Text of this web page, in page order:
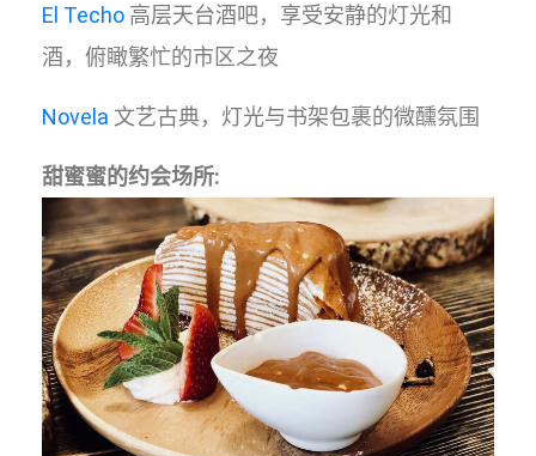
El Techo 高层天台酒吧，享受安静的灯光和
酒，俯瞰繁忙的市区之夜
Novela 文艺古典，灯光与书架包裹的微醺氛围
甜蜜蜜的约会场所: